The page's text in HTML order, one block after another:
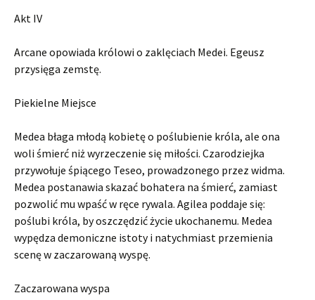
Akt IV
Arcane opowiada królowi o zaklęciach Medei. Egeusz
przysięga zemstę.
Piekielne Miejsce
Medea błaga młodą kobietę o poślubienie króla, ale ona
woli śmierć niż wyrzeczenie się miłości. Czarodziejka
przywołuje śpiącego Teseo, prowadzonego przez widma.
Medea postanawia skazać bohatera na śmierć, zamiast
pozwolić mu wpaść w ręce rywala. Agilea poddaje się:
poślubi króla, by oszczędzić życie ukochanemu. Medea
wypędza demoniczne istoty i natychmiast przemienia
scenę w zaczarowaną wyspę.
Zaczarowana wyspa